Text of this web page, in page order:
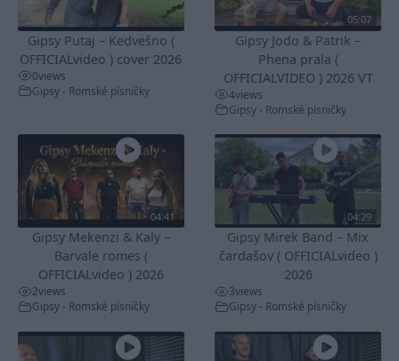
Gipsy Putaj – Kedvešno (
OFFICIALvideo ) cover 2026
0views
Gipsy - Romské písničky
05:07
Gipsy Jodo & Patrik –
Phena prala (
OFFICIALVIDEO ) 2026 VT
4views
Gipsy - Romské písničky
04:41
Gipsy Mekenzi & Kaly –
Barvale romes (
OFFICIALvideo ) 2026
2views
Gipsy - Romské písničky
04:29
Gipsy Mirek Band – Mix
čardašov ( OFFICIALvideo )
2026
3views
Gipsy - Romské písničky